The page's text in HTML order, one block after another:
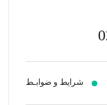
شرایط و ضوابـط